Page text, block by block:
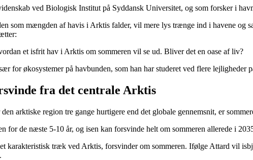
ved Biologisk Institut på Syddansk Universitet, og som forsker i
som mængden af havis i Arktis falder, vil mere lys trænge ind i havene
et isfrit hav i Arktis om sommeren vil se ud. Bliver det en oase af liv?
for økosystemer på havbunden, som han har studeret ved flere lejligheder
fra det centrale Arktis
arktiske region tre gange hurtigere end det globale gennemsnit, er
for de næste 5-10 år, og isen kan forsvinde helt om sommeren allerede i
karakteristisk træk ved Arktis, forsvinder om sommeren. Ifølge Attard vil